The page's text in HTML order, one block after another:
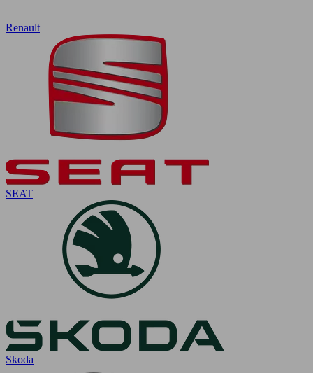
Renault
SEAT
Skoda